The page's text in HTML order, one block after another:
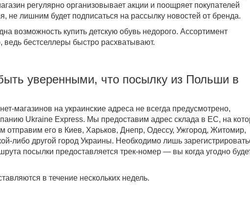
регулярно организовывает акции и поощряет покупателей
лишним будет подписаться на рассылку новостей от бренда.
возможность купить детскую обувь недорого. Ассортимент
ведь бестселлеры быстро расхватывают.
уверенными, что посылку из Польши в
магазинов на украинские адреса не всегда предусмотрено,
Ukraine Express. Мы предоставим адрес склада в ЕС, на
отправим его в Киев, Харьков, Днепр, Одессу, Ужгород, Житомир,
либо другой город Украины. Необходимо лишь
посылки предоставляется трек-номер — вы когда угодно
в течение нескольких недель.